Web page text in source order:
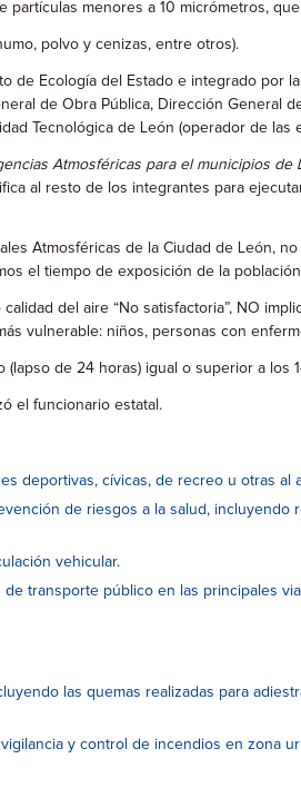
menores a 10 micrómetros,
polvo y cenizas, entre otros).
Ecología del Estado e integrado por la
de Obra Pública, Dirección General
Tecnológica de León (operador de las
Atmosféricas para el municipios de
al resto de los integrantes para
Atmosféricas de la Ciudad de León,
el tiempo de exposición de la
del aire “No satisfactoria”, NO
vulnerable: niños, personas con
de 24 horas) igual o superior a los
el funcionario estatal.
deportivas, cívicas, de recreo u otras al
de riesgos a la salud,
vehicular.
transporte público en las principales
las quemas realizadas para
y control de incendios en zona